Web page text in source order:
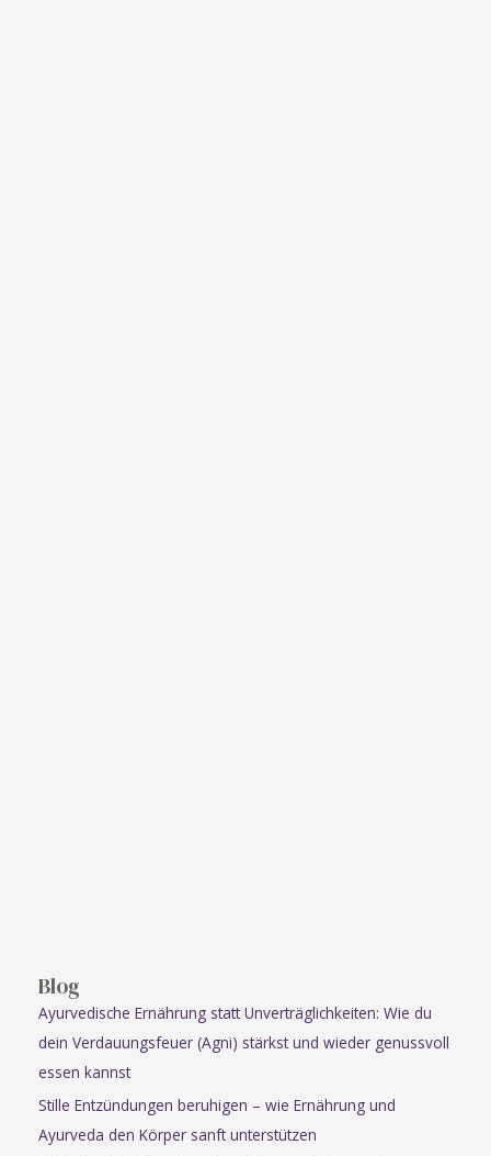
Blog
Ayurvedische Ernährung statt Unverträglichkeiten: Wie du
dein Verdauungsfeuer (Agni) stärkst und wieder genussvoll
essen kannst
Stille Entzündungen beruhigen – wie Ernährung und
Ayurveda den Körper sanft unterstützen